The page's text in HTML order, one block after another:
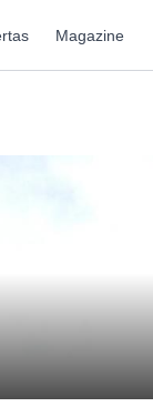
Magazine